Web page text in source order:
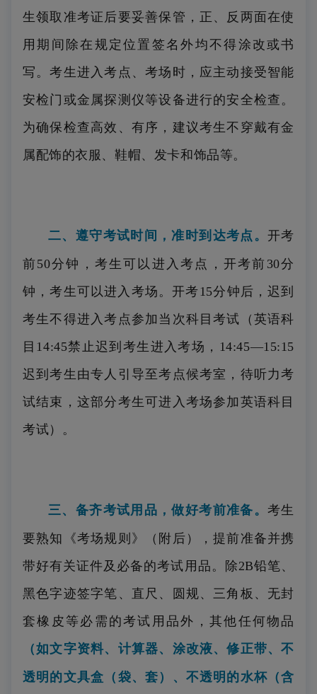
生领取准考证后要妥善保管，正、反两面在使
用期间除在规定位置签名外均不得涂改或书
写。考生进入考点、考场时，应主动接受智能
安检门或金属探测仪等设备进行的安全检查。
为确保检查高效、有序，建议考生不穿戴有金
属配饰的衣服、鞋帽、发卡和饰品等。
二、遵守考试时间，准时到达考点。开考
前50分钟，考生可以进入考点，开考前30分
钟，考生可以进入考场。开考15分钟后，迟到
考生不得进入考点参加当次科目考试（英语科
目14:45禁止迟到考生进入考场，14:45—15:15
迟到考生由专人引导至考点候考室，待听力考
试结束，这部分考生可进入考场参加英语科目
考试）。
三、备齐考试用品，做好考前准备。 考生
要熟知《考场规则》（附后），提前准备并携
带好有关证件及必备的考试用品。除2B铅笔、
黑色字迹签字笔、直尺、圆规、三角板、无封
套橡皮等必需的考试用品外，其他任何物品
（如文字资料、计算器、涂改液、修正带、不
透明的文具盒（袋、套）、不透明的水杯（含